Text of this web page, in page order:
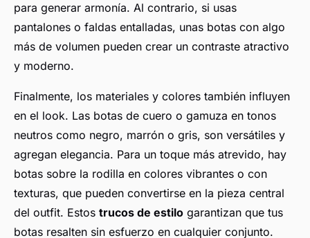
para generar armonía. Al contrario, si usas
pantalones o faldas entalladas, unas botas con algo
más de volumen pueden crear un contraste atractivo
y moderno.
Finalmente, los materiales y colores también influyen
en el look. Las botas de cuero o gamuza en tonos
neutros como negro, marrón o gris, son versátiles y
agregan elegancia. Para un toque más atrevido, hay
botas sobre la rodilla en colores vibrantes o con
texturas, que pueden convertirse en la pieza central
del outfit. Estos trucos de estilo garantizan que tus
botas resalten sin esfuerzo en cualquier conjunto.